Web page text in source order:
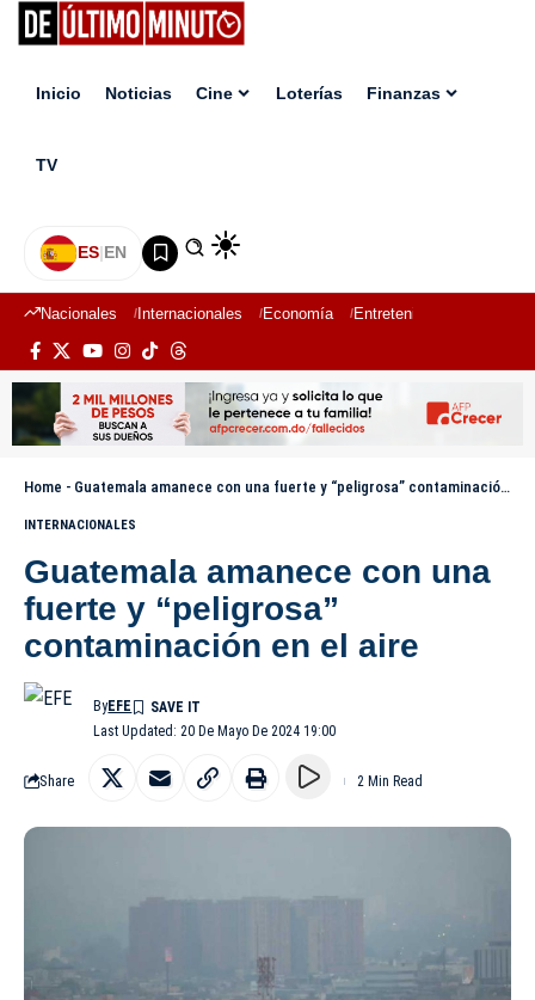
Inicio Noticias Cine Loterías Finanzas
TV
ES|EN
Nacionales Internacionales Economía Entretenimiento
Home - Guatemala amanece con una fuerte y “peligrosa” contaminación en el aire
INTERNACIONALES
Guatemala amanece con una
fuerte y “peligrosa”
contaminación en el aire
Last Updated: 20 De Mayo De 2024 19:00
ByEFE
Share 2 Min Read